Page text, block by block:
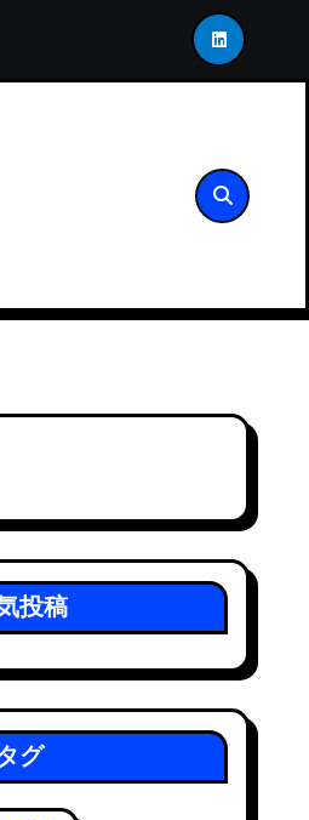
接合アーキテクチャ
投稿
グ